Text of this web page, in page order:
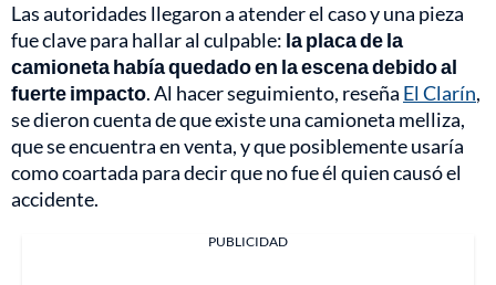
Las autoridades llegaron a atender el caso y una pieza
fue clave para hallar al culpable: la placa de la
camioneta había quedado en la escena debido al
fuerte impacto. Al hacer seguimiento, reseña El Clarín,
se dieron cuenta de que existe una camioneta melliza,
que se encuentra en venta, y que posiblemente usaría
como coartada para decir que no fue él quien causó el
accidente.
PUBLICIDAD